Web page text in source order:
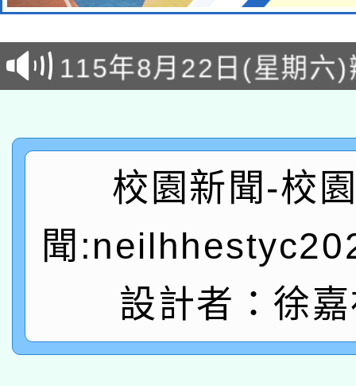
轉知經濟部水利署委託
業技術研究院辦理「
動」
115年8月22日(星期六
桃園市孔廟祈福系列
開 智慧啟航」
2026年桃園地景藝術
「2026桃園藝術巡演
關事宜
轉知教育部國民及學前
年度健康促進學校輔導
業成長研習」實施計畫
函轉國家教育研究院
原住民族教育政策研討
族教育國際趨勢與發展
轉知教育部國民及學前
新北市政府教育局辦
師專業成長研習實施計
函轉國立臺灣師範大學
族語言臺北學習中心
轉知有關國立成功大學
校園新聞-校
聞
設計者：徐